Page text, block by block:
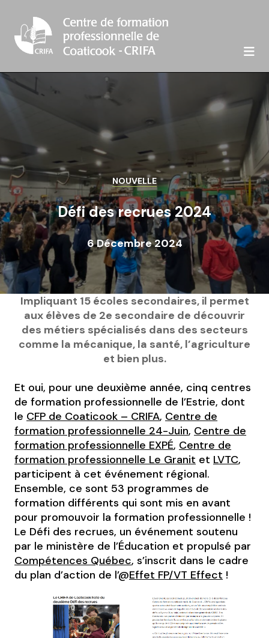

NOUVELLE
Défi des recrues 2024
6 Décembre 2024
Impliquant 15 écoles secondaires, il permet
aux élèves de 2e secondaire de découvrir
des métiers spécialisés dans des secteurs
comme la mécanique, la santé, l’agriculture
et bien plus.
Et oui, pour une deuxième année, cinq centres
de formation professionnelle de l’Estrie, dont
le CFP de Coaticook – CRIFA, Centre de
formation professionnelle 24-Juin, Centre de
formation professionnelle EXPÉ, Centre de
formation professionnelle Le Granit et LVTC,
participent à cet événement régional.
Ensemble, ce sont 53 programmes de
formation différents qui sont mis en avant
pour promouvoir la formation professionnelle !
Le Défi des recrues, un événement soutenu
par le ministère de l’Éducation et propulsé par
Compétences Québec, s’inscrit dans le cadre
du plan d’action de l’@Effet FP/VT Effect !